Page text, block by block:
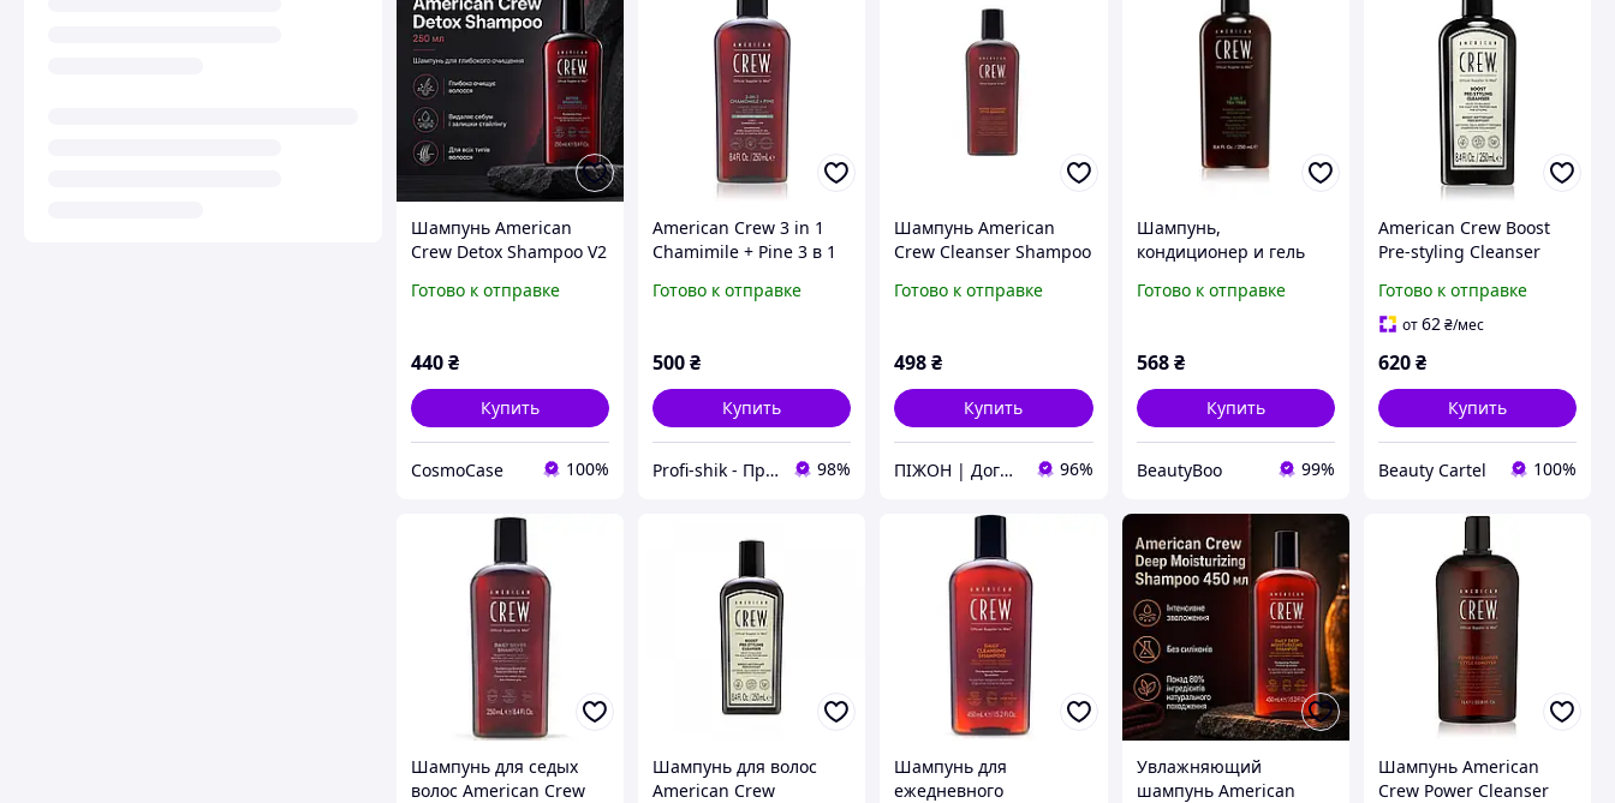
Шампунь American
Crew Detox Shampoo V2
очищения волос и
Готово к отправке
440₴
Купить
CosmoCase 100%
American Crew 3 in 1
Chamimile + Pine 3 в 1
и гель для душа для
Готово к отправке
500₴
Купить
Profi-shik - Професійна косметика 98%
Шампунь American
Crew Cleanser Shampoo
Готово к отправке
498₴
Купить
ПІЖОН | Догляд для чоловіків 96%
Шампунь,
кондиционер и гель
мужчин Hair & Body 3-
Готово к отправке
568 ₴
Купить
BeautyBoo 99%
American Crew Boost
Pre-styling Cleanser
ослабленных волос 250
мл
Готово к отправке
от62 ₴/мес
620₴
Купить
Beauty Cartel 100%
Шампунь для седых
волос American Crew
Шампунь для волос
American Crew
Шампунь для
ежедневного
Увлажняющий
шампунь American
Шампунь American
Crew Power Cleanser